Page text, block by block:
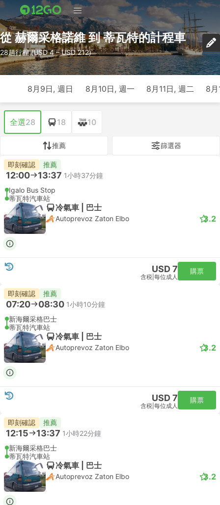
從 赫爾采格諾維 到 蒂瓦特的計程車
28趟行程 (USD 4 – USD 212)
8月9日, 週日 8月10日, 週一 8月11日, 週二 8
全選28 18 10
推薦 篩選器
即刻確認 推薦
12:00 13:37 1小時37分鐘
Igalo Bus Stop
蒂瓦特汽車站
冷氣車 | 巴士
Autoprevoz Zaton Elbo 3.2
USD 7
含税 每位成人
購票
即刻確認 推薦
07:20 08:30 1小時10分鐘
新海爾采格巴士
蒂瓦特汽車站
冷氣車 | 巴士
Autoprevoz Zaton Elbo 3.2
USD 7
含税 每位成人
購票
即刻確認 推薦
12:15 13:37 1小時22分鐘
新海爾采格巴士
蒂瓦特汽車站
冷氣車 | 巴士
Autoprevoz Zaton Elbo 3.2